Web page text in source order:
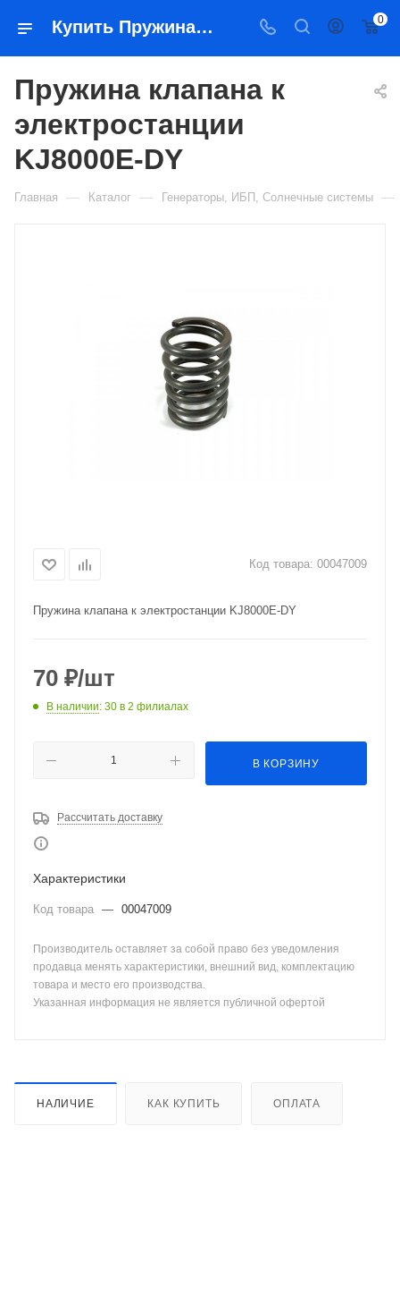
Купить Пружина клапана к электростанции KJ8000E-DY в Якутске — цена, характеристики, подбор | Востоктехторг 0
Пружина клапана к
электростанции
KJ8000E-DY
Главная — Каталог — Генераторы, ИБП, Солнечные системы —
Код товара: 00047009
Пружина клапана к электростанции KJ8000E-DY
70 ₽/шт
В наличии: 30 в 2 филиалах
В КОРЗИНУ
Рассчитать доставку
Характеристики
Код товара — 00047009
Производитель оставляет за собой право без уведомления
продавца менять характеристики, внешний вид, комплектацию
товара и место его производства.
Указанная информация не является публичной офертой
НАЛИЧИЕ КАК КУПИТЬ ОПЛАТА